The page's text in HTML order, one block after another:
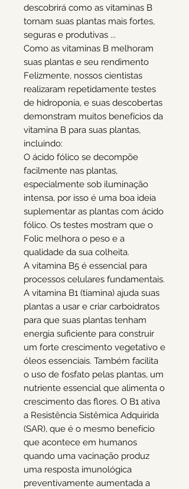
descobrirá como as vitaminas B
tornam suas plantas mais fortes,
seguras e produtivas ...
Como as vitaminas B melhoram
suas plantas e seu rendimento
Felizmente, nossos cientistas
realizaram repetidamente testes
de hidroponia, e suas descobertas
demonstram muitos benefícios da
vitamina B para suas plantas,
incluindo:
O ácido fólico se decompõe
facilmente nas plantas,
especialmente sob iluminação
intensa, por isso é uma boa ideia
suplementar as plantas com ácido
fólico. Os testes mostram que o
Folic melhora o peso e a
qualidade da sua colheita.
A vitamina B5 é essencial para
processos celulares fundamentais.
A vitamina B1 (tiamina) ajuda suas
plantas a usar e criar carboidratos
para que suas plantas tenham
energia suficiente para construir
um forte crescimento vegetativo e
óleos essenciais. Também facilita
o uso de fosfato pelas plantas, um
nutriente essencial que alimenta o
crescimento das flores. O B1 ativa
a Resistência Sistêmica Adquirida
(SAR), que é o mesmo benefício
que acontece em humanos
quando uma vacinação produz
uma resposta imunológica
preventivamente aumentada a